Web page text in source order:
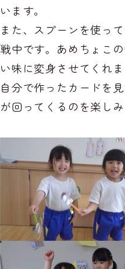
います。
また、スプーンを使っ
戦中です。あめちょこ
い味に変身させてくれま
自分で作ったカードを
が回ってくるのを楽し